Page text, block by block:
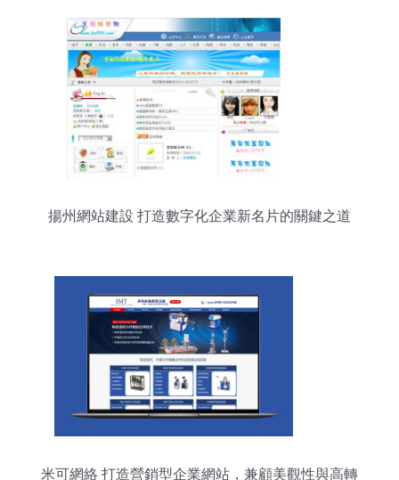
揚州網站建設 打造數字化企業新名片的關鍵之道
米可網絡 打造營銷型企業網站，兼顧美觀性與高轉